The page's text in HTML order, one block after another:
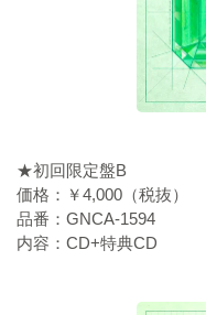
★初回限定盤B
価格：￥4,000（税抜）
品番：GNCA-1594
内容：CD+特典CD